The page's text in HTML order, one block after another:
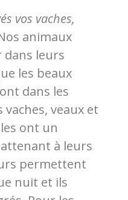
vos vaches,
animaux
dans leurs
les beaux
dans les
veaux et
ont un
à leurs
permettent
nuit et ils